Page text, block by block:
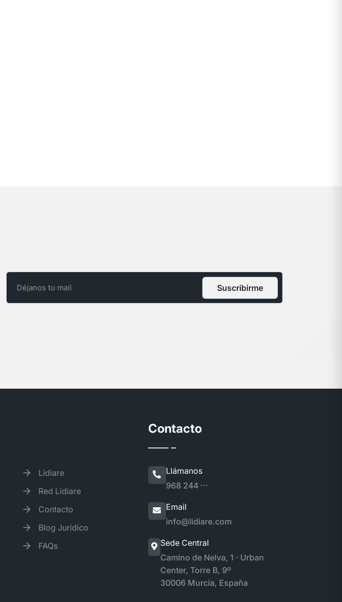
Suscribirme
Lidiare
Red Lidiare
Contacto
Blog Jurídico
FAQs
Contacto
Llámanos
968 244 ···
Email
info@lidiare.com
Sede Central
Camino de Nelva, 1 · Urban
Center, Torre B, 9º
30006 Murcia, España